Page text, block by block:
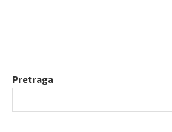
Pretraga